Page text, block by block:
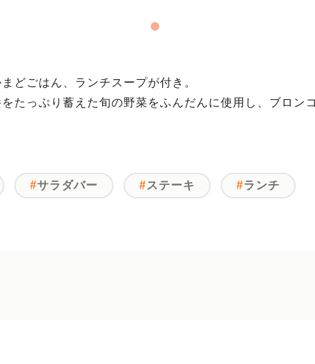
どごはん、ランチスープが付き。
たっぷり蓄えた旬の野菜をふんだんに使用し、ブロン
サラダバー ステーキ ランチ